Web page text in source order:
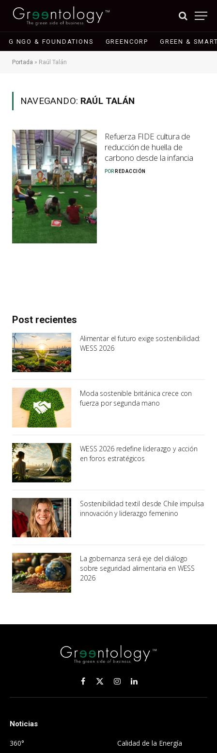
G NGO & FOUNDATIONS GREENCORP GREEN &
Portada » Raúl Talán
NAVEGANDO: RAÚL TALÁN
Refuerza FIDE cultura de
reducción de huella de
carbono desde la infancia
POR REDACCIÓN
Post recientes
Alimentar el futuro exige sostenibilidad:
WESS 2026
Moda sostenible británica crece con
fuerza por segunda mano
WESS 2026 redefine liderazgo y acción
en foros estratégicos
Sostenibilidad textil desde Chile impulsa
innovación y liderazgo femenino
La gobernanza será eje del diálogo
sobre seguridad alimentaria en WESS
2026
Facebook
X
(Twitter)
InstagramLinkedIn
Noticias
360°
Calidad de la Energía